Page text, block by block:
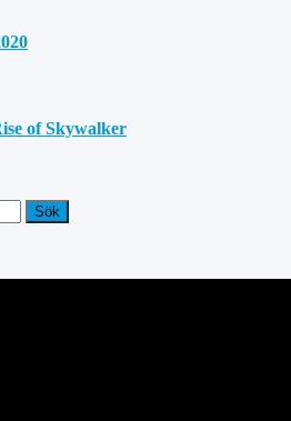
of Skywalker
Sök